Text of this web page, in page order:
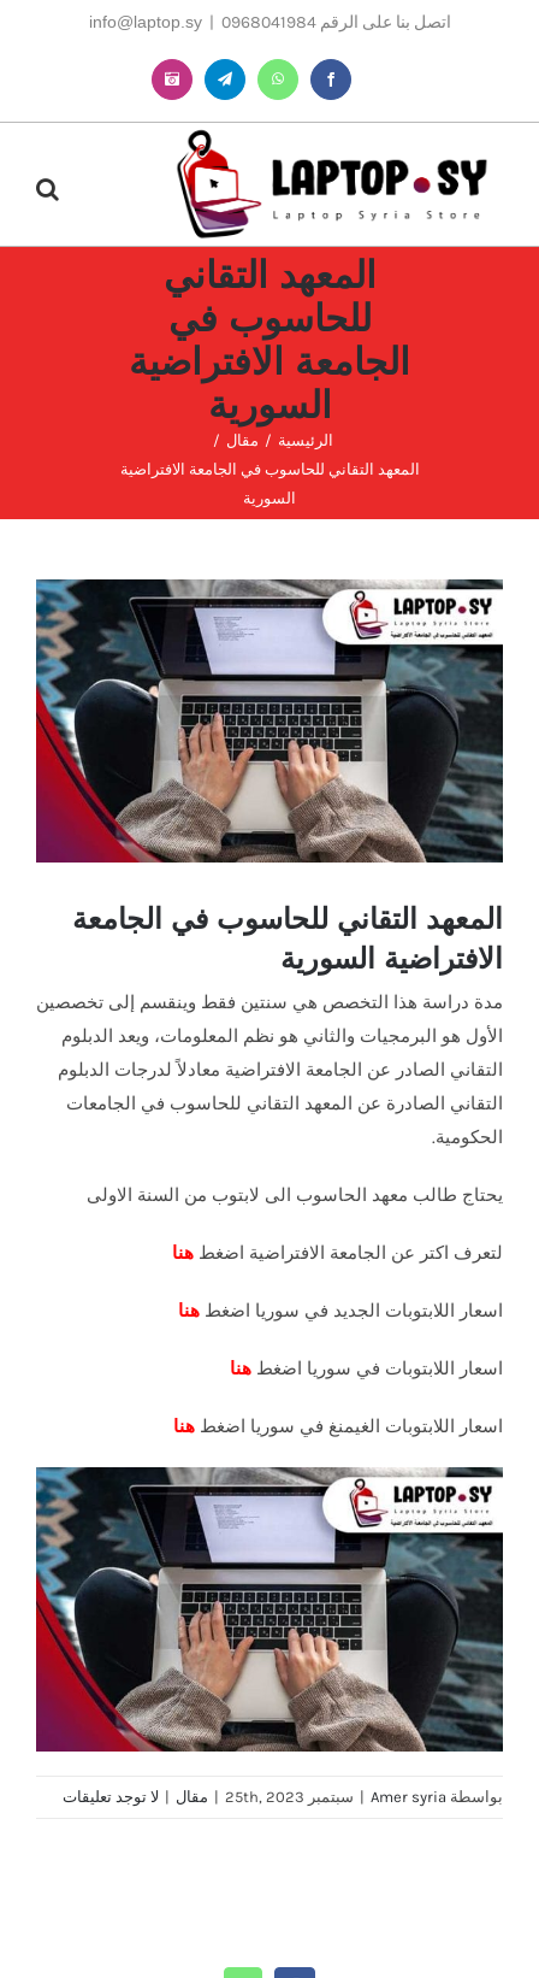
اتصل بنا على الرقم 0968041984 |
info@laptop.sy
Facebook
WhatsApp
Telegram
Instagram
المعهد التقاني
للحاسوب في
الجامعة الافتراضية
السورية
الرئيسية
مقال
المعهد التقاني للحاسوب في الجامعة الافتراضية
السورية
مشاهدة
صورة
أكبر
المعهد التقاني للحاسوب في الجامعة
الافتراضية السورية
مدة دراسة هذا التخصص هي سنتين فقط وينقسم إلى تخصصين
الأول هو البرمجيات والثاني هو نظم المعلومات، ويعد الدبلوم
التقاني الصادر عن الجامعة الافتراضية معادلاً لدرجات الدبلوم
التقاني الصادرة عن المعهد التقاني للحاسوب في الجامعات
الحكومية.
يحتاج طالب معهد الحاسوب الى لابتوب من السنة الاولى
لتعرف اكتر عن الجامعة الافتراضية اضغط هنا
اسعار اللابتوبات الجديد في سوريا اضغط هنا
اسعار اللابتوبات في سوريا اضغط هنا
اسعار اللابتوبات الغيمنغ في سوريا اضغط هنا
بواسطة Amer syria
| سبتمبر 25th, 2023 | مقال | لا توجد تعليقات